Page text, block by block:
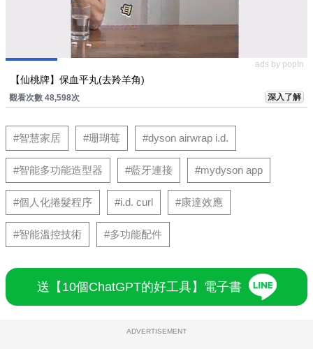
ads by popIn
【仙桃牌】保血平丸(去羚羊角)
觀看次數 48,598次 深入了解
#智慧家居 #珊瑚莓 #dyson airwrap i.d.
#智能多功能造型器 #藍牙連接 #mydyson app
#個人化捲髮程序 #i.d. curl #康達效應
#智能溫控技術 #多功能配件
送【10個ChatGPT的好工具】電子書
ADVERTISEMENT